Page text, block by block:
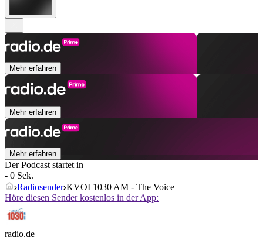
Mehr erfahren
Mehr erfahren
Mehr erfahren
Der Podcast startet in
- 0 Sek.
Radiosender KVOI 1030 AM - The Voice
Höre diesen Sender kostenlos in der App:
radio.de